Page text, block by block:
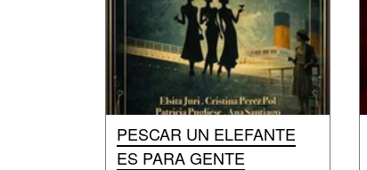
PESCAR UN ELEFANTE
ES PARA GENTE